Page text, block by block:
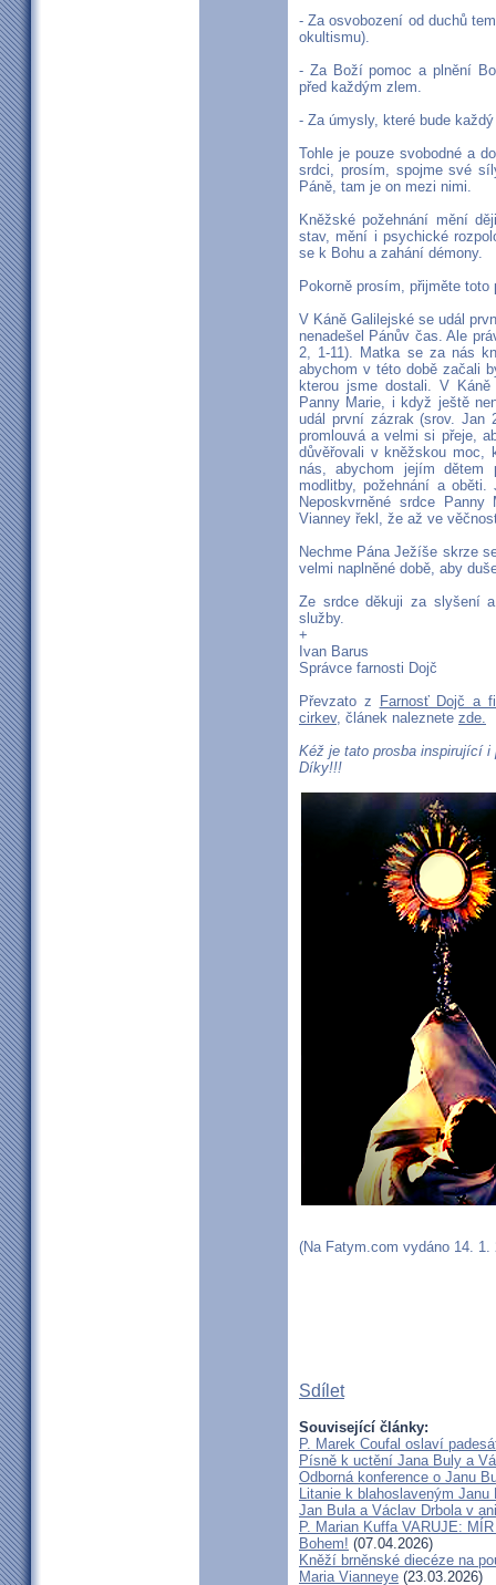
- Za osvobození od duchů
okultismu).
- Za Boží pomoc a plnění
před každým zlem.
- Za úmysly, které bude
Tohle je pouze svobodné a
srdci, prosím, spojme své
Páně, tam je on mezi nimi.
Kněžské požehnání mění
stav, mění i psychické
se k Bohu a zahání démony.
Pokorně prosím, přijměte
V Káně Galilejské se udál
nenadešel Pánův čas. Ale
2, 1-11). Matka se za nás
abychom v této době začali
kterou jsme dostali. V
Panny Marie, i když ještě
udál první zázrak (srov. Jan
promlouvá a velmi si přeje,
důvěřovali v kněžskou moc,
nás, abychom jejím dětem
modlitby, požehnání a
Neposkvrněné srdce
Vianney řekl, že až ve
Nechme Pána Ježíše skrze
velmi naplněné době, aby
Ze srdce děkuji za slyšení
služby.
+
Ivan Barus
Správce farnosti Dojč
Převzato z
Farnosť Dojč a
cirkev, článek naleznete zde.
Kéž je tato prosba inspirující
Díky!!!
(Na Fatym.com vydáno 14.
Sdílet
Související články:
P. Marek Coufal oslaví
Písně k uctění Jana Buly a
Odborná konference o Janu
Litanie k blahoslaveným
Jan Bula a Václav Drbola v
P. Marian Kuffa VARUJE:
Bohem! (07.04.2026)
Kněží brněnské diecéze na
Maria Vianneye (23.03.2026)